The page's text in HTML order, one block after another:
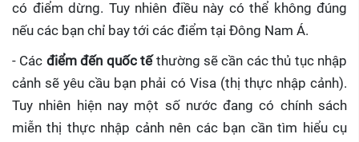
có điểm dừng. Tuy nhiên điều này có thể không đúng
nếu các bạn chỉ bay tới các điểm tại Đông Nam Á.
- Các điểm đến quốc tếthường sẽ cần các thủ tục nhập
cảnh sẽ yêu cầu bạn phải có Visa (thị thực nhập cảnh).
Tuy nhiên hiện nay một số nước đang có chính sách
miễn thị thực nhập cảnh nên các bạn cần tìm hiểu cụ